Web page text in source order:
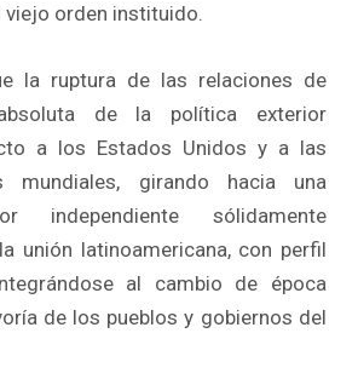
orden instituido.
la ruptura de las relaciones de
de la política exterior
a los Estados Unidos y a las
mundiales, girando hacia una
independiente sólidamente
unión latinoamericana, con perfil
al cambio de época
de los pueblos y gobiernos del